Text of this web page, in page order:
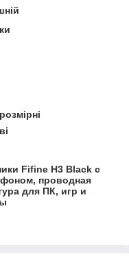
Fifine H3 Black с
проводная
для ПК, игр и